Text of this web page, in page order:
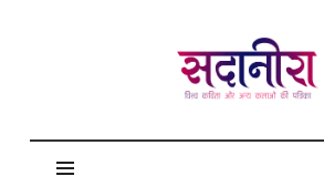
सदानीरा